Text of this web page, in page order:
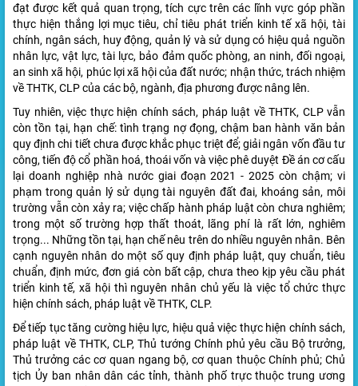
đạt được kết quả quan trọng, tích cực trên các lĩnh vực góp phần
thực hiện thắng lợi mục tiêu, chỉ tiêu phát triển kinh tế xã hội, tài
chính, ngân sách, huy động, quản lý và sử dụng có hiệu quả nguồn
nhân lực, vật lực, tài lực, bảo đảm quốc phòng, an ninh, đối ngoại,
an sinh xã hội, phúc lợi xã hội của đất nước; nhận thức, trách nhiệm
về THTK, CLP của các bộ, ngành, địa phương được nâng lên.
Tuy nhiên, việc thực hiện chính sách, pháp luật về THTK, CLP vẫn
còn tồn tại, hạn chế: tình trạng nợ đọng, chậm ban hành văn bản
quy định chi tiết chưa được khắc phục triệt để; giải ngân vốn đầu tư
công, tiến độ cổ phần hoá, thoái vốn và việc phê duyệt Đề án cơ cấu
lại doanh nghiệp nhà nước giai đoạn 2021 - 2025 còn chậm; vi
phạm trong quản lý sử dụng tài nguyên đất đai, khoáng sản, môi
trường vẫn còn xảy ra; việc chấp hành pháp luật còn chưa nghiêm;
trong một số trường hợp thất thoát, lãng phí là rất lớn, nghiêm
trọng... Những tồn tại, hạn chế nêu trên do nhiều nguyên nhân. Bên
cạnh nguyên nhân do một số quy định pháp luật, quy chuẩn, tiêu
chuẩn, định mức, đơn giá còn bất cập, chưa theo kịp yêu cầu phát
triển kinh tế, xã hội thì nguyên nhân chủ yếu là việc tổ chức thực
hiện chính sách, pháp luật về THTK, CLP.
Để tiếp tục tăng cường hiệu lực, hiệu quả việc thực hiện chính sách,
pháp luật về THTK, CLP, Thủ tướng Chính phủ yêu cầu Bộ trưởng,
Thủ trưởng các cơ quan ngang bộ, cơ quan thuộc Chính phủ; Chủ
tịch Ủy ban nhân dân các tỉnh, thành phố trực thuộc trung ương